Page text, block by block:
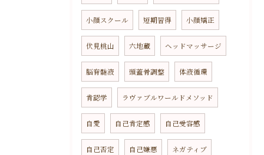
小顔スクール 短期習得 小顔矯正
伏見桃山 六地蔵 ヘッドマッサージ
脳脊髄液 頭蓋骨調整 体液循環
肯認学 ラヴァブルワールドメソッド
自愛 自己肯定感 自己受容感
自己否定 自己嫌悪 ネガティブ